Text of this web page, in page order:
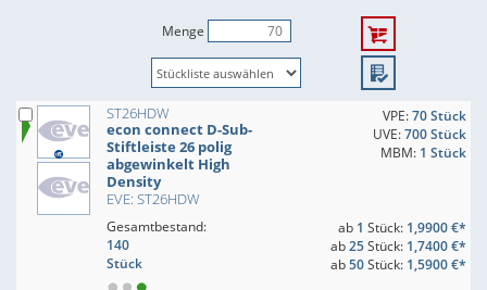
Menge
ST26HDW
econ connect D-Sub-
Stiftleiste 26 polig
abgewinkelt High
Density
EVE: ST26HDW
VPE:70 Stück
UVE:700 Stück
MBM: 1 Stück
Gesamtbestand:
140
Stück
ab 1 Stück: 1,9900 €*
ab25Stück: 1,7400 €*
ab50Stück: 1,5900 €*